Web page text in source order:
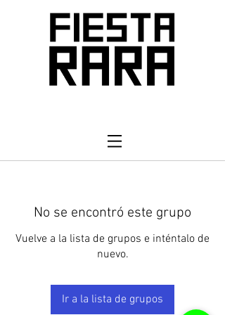
No se encontró este grupo
Vuelve a la lista de grupos e inténtalo de
nuevo.
Ir a la lista de grupos